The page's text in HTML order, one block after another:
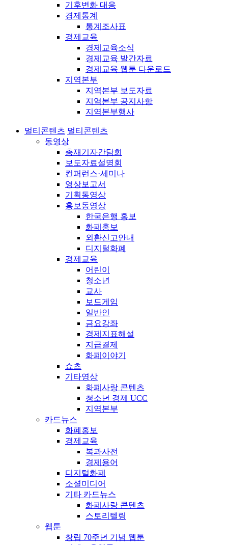
기후변화 대응
경제통계
통계조사표
경제교육
경제교육소식
경제교육 발간자료
경제교육 웹툰 다운로드
지역본부
지역본부 보도자료
지역본부 공지사항
지역본부행사
멀티콘텐츠 멀티콘텐츠
동영상
총재기자간담회
보도자료설명회
컨퍼런스·세미나
영상보고서
기획동영상
홍보동영상
한국은행 홍보
화폐홍보
외환신고안내
디지털화폐
경제교육
어린이
청소년
교사
보드게임
일반인
금요강좌
경제지표해설
지급결제
화폐이야기
쇼츠
기타영상
화폐사랑 콘텐츠
청소년 경제 UCC
지역본부
카드뉴스
화폐홍보
경제교육
복과사전
경제용어
디지털화폐
소셜미디어
기타 카드뉴스
화폐사랑 콘텐츠
스토리텔링
웹툰
창립 70주년 기념 웹툰